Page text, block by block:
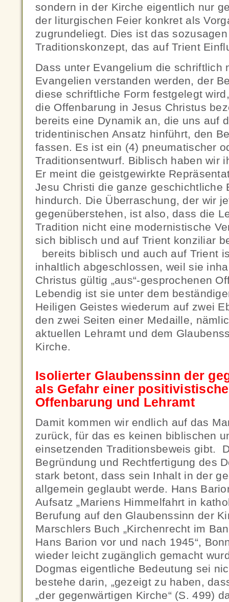
sondern in der Kirche eigentlich nur
der liturgischen Feier konkret als
zugrundeliegt. Dies ist das
Traditionskonzept, das auf Trient
Dass unter Evangelium die schriftlich
Evangelien verstanden werden, der
diese schriftliche Form festgelegt
die Offenbarung in Jesus Christus
bereits eine Dynamik an, die uns auf
tridentinischen Ansatz hinführt, den
fassen. Es ist ein (4) pneumatischer
Traditionsentwurf. Biblisch haben wir
Er meint die geistgewirkte
Jesu Christi die ganze geschichtliche
hindurch. Die Überraschung, der wir
gegenüberstehen, ist also, dass die
Tradition nicht eine modernistische
sich biblisch und auf Trient konziliar
bereits biblisch und auch auf Trient
inhaltlich abgeschlossen, weil sie
Christus gültig „aus“-gesprochenen
Lebendig ist sie unter dem
Heiligen Geistes wiederum auf zwei
den zwei Seiten einer Medaille,
aktuellen Lehramt und dem
Kirche.
Isolierter Glaubenssinn der
als Gefahr einer
Offenbarung und Lehramt
Damit kommen wir endlich auf das
zurück, für das es keinen biblischen
einsetzenden Traditionsbeweis gibt.
Begründung und Rechtfertigung des
stark betont, dass sein Inhalt in der
allgemein geglaubt werde. Hans
Aufsatz „Mariens Himmelfahrt in
Berufung auf den Glaubenssinn der
Marschlers Buch „Kirchenrecht im
Hans Barion vor und nach 1945“,
wieder leicht zugänglich gemacht
Dogmas eigentliche Bedeutung sei
bestehe darin, „gezeigt zu haben,
„der gegenwärtigen Kirche“ (S. 499)